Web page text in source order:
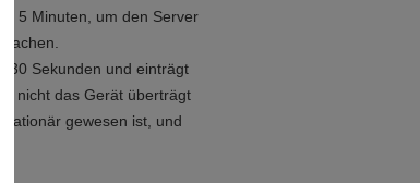
5 Minuten, um den Server
30 Sekunden und einträgt
nicht das Gerät überträgt
gewesen ist, und